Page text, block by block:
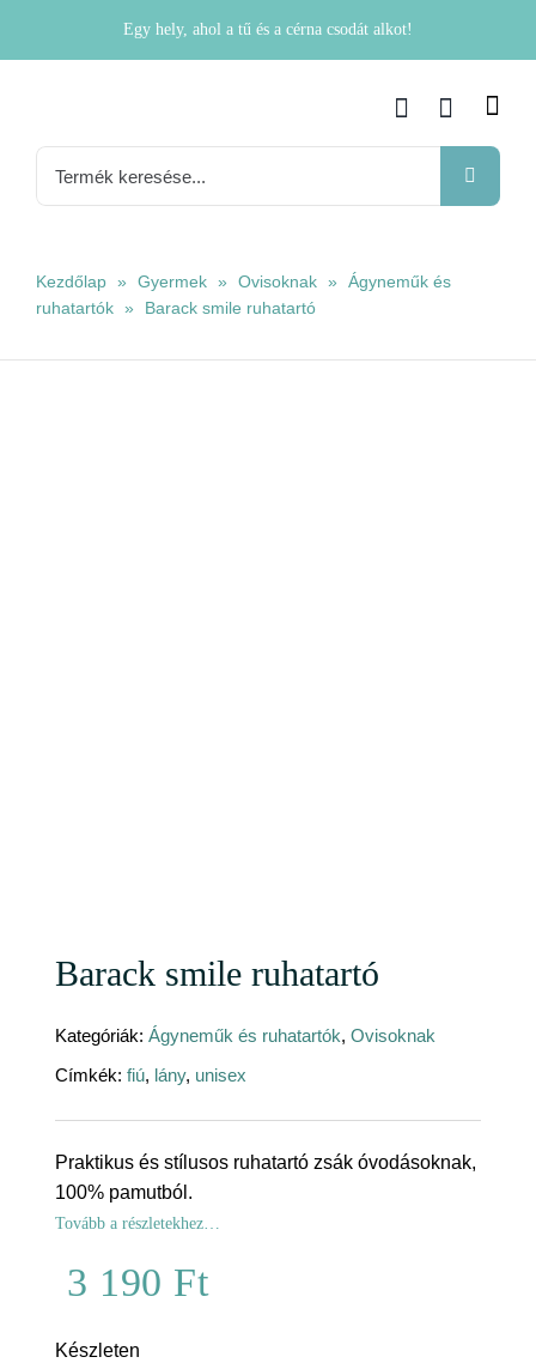
Egy hely, ahol a tű és a cérna csodát alkot!
Kezdőlap » Gyermek » Ovisoknak » Ágyneműk és
ruhatartók » Barack smile ruhatartó
Barack smile ruhatartó
Kategóriák: Ágyneműk és ruhatartók, Ovisoknak
Címkék: fiú, lány, unisex
Praktikus és stílusos ruhatartó zsák óvodásoknak,
100% pamutból.
Tovább a részletekhez…
3 190 Ft
Készleten